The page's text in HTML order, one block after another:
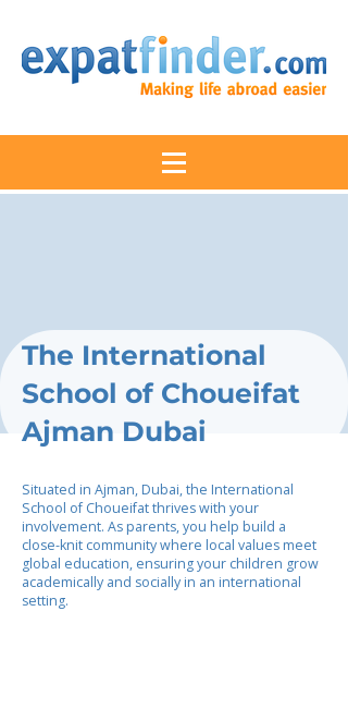
The International
School of Choueifat
Ajman Dubai
Situated in Ajman, Dubai, the International
School of Choueifat thrives with your
involvement. As parents, you help build a
close-knit community where local values meet
global education, ensuring your children grow
academically and socially in an international
setting.